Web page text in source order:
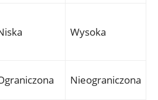
Wysoka
Nieograniczona